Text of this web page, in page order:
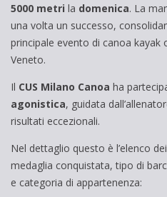
5000 metri la domenica. La
una volta un successo,
principale evento di canoa kayak
Veneto.
Il CUS Milano Canoa ha
agonistica, guidata
risultati eccezionali.
Nel dettaglio questo è l’elenco
medaglia conquistata, tipo di
e categoria di appartenenza: